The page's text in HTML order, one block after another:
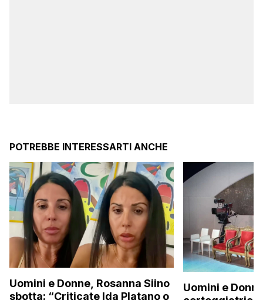
POTREBBE INTERESSARTI ANCHE
Uomini e Donne, Rosanna Siino
sbotta: “Criticate Ida Platano o
Uomini e